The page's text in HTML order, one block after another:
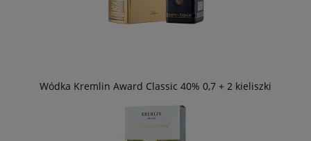
Wódka Kremlin Award Classic 40% 0,7 + 2 kieliszki